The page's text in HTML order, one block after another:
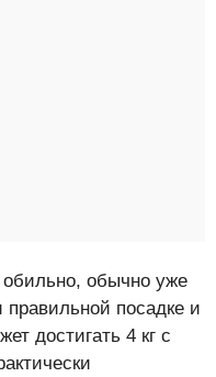
обычно уже
правильной посадке и
достигать 4 кг с